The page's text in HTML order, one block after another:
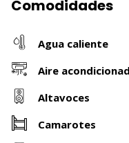
EL PRECIO**
propietaria.
Comodidades
Agua caliente
Aire
Altavoces
Camarotes